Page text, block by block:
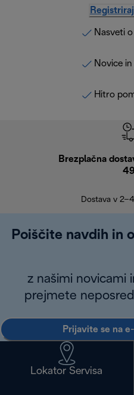
Nasveti
Novice
Hitro
Brezplačna
Dostava v
Poiščite navdih in
z našimi novicami
prejmete
Prijavite se na
Lokator Servisa